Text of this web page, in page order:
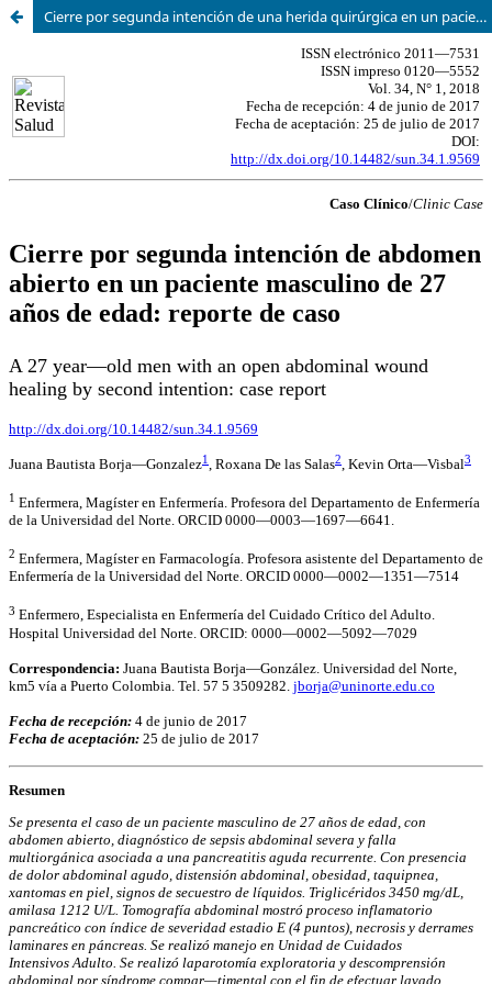
Cierre por segunda intención de una herida quirúrgica en un paciente masculino de 27 años de edad: reporte de caso